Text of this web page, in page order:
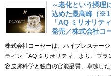
～老化という摂
込めた最高峰（※1
「AQ ミリオリ
発売／株式会社コ
株式会社コーセーは、ハイプレステー
ライン「AQ ミリオリティ」より、ブ
容皮膚科学と独自の官能品質、卓越し